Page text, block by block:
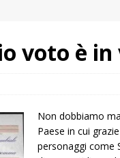
voto è in
Non dobbiamo
Paese in cui
personaggi come